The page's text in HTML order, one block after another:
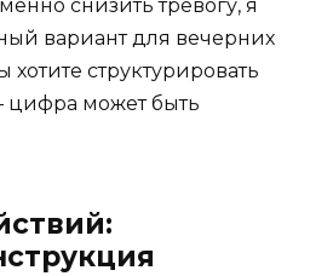
снизить тревогу, я
вариант для вечерних
структурировать
цифра может быть